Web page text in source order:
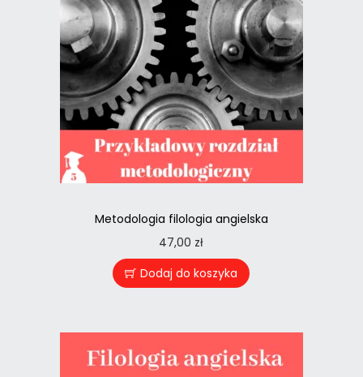
Metodologia filologia angielska
47,00 zł
Dodaj do koszyka